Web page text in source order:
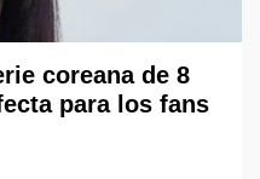
coreana de 8
para los fans